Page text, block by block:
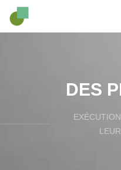
DES